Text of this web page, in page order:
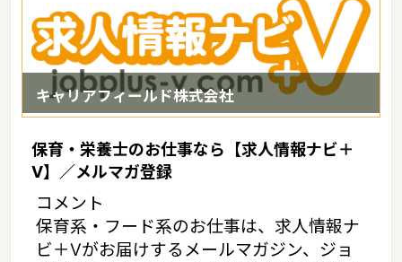
キャリアフィールド株式会社
保育・栄養士のお仕事なら【求人情報ナビ＋
V】／メルマガ登録
コメント
保育系・フード系のお仕事は、求人情報ナ
ビ＋Vがお届けするメールマガジン、ジョ